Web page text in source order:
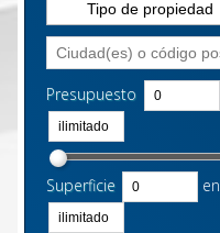
Tipo de propiedad
Presupuesto
Superficie en